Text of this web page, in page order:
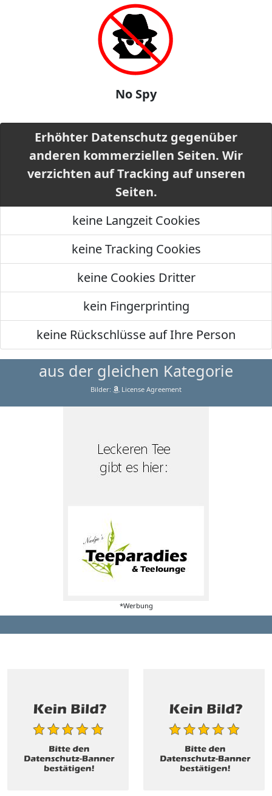
No Spy
Erhöhter Datenschutz gegenüber
anderen kommerziellen Seiten. Wir
verzichten auf Tracking auf unseren
Seiten.
keine Langzeit Cookies
keine Tracking Cookies
keine Cookies Dritter
kein Fingerprinting
keine Rückschlüsse auf Ihre Person
aus der gleichen Kategorie
Bilder: License Agreement
*Werbung